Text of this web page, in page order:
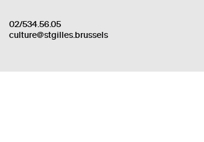
02/534.56.05
culture@stgilles.brussels